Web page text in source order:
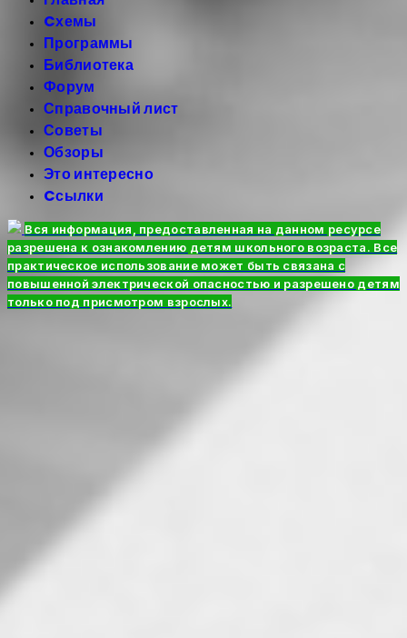
Cхемы
Программы
Библиотека
Форум
Справочный лист
Советы
Обзоры
Это интересно
Cсылки
Вся информация, предоставленная на данном ресурсе
разрешена к ознакомлению детям школьного возраста. Все
практическое использование может быть связана с
повышенной электрической опасностью и разрешено детям
только под присмотром взрослых.